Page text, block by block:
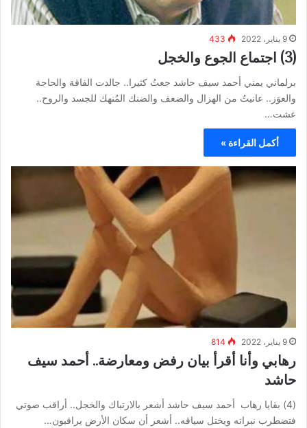
9 يناير، 2022 433
(3) اجتماع الجوع والخجل
برلماني يمني أحمد سيف حاشد جعتُ كثيرا.. جالدت الفاقة والحاجة
والعوَز.. عانيتُ من الهزال والضعف والضنك المُنهك للجسد والروح..
عشت…
أكمل القراءة »
9 يناير، 2022 814
رهابي وأنا أقرأ بيان رفض ومعارضة.. أحمد سيف
حاشد
(4) بقايا رهاب أحمد سيف حاشد أشعر بالارتباك والخجل.. أراقب صوتي
فتضطرب نبراته ويختل سياقه.. أشعر أن سكان الأرض يراقبون…